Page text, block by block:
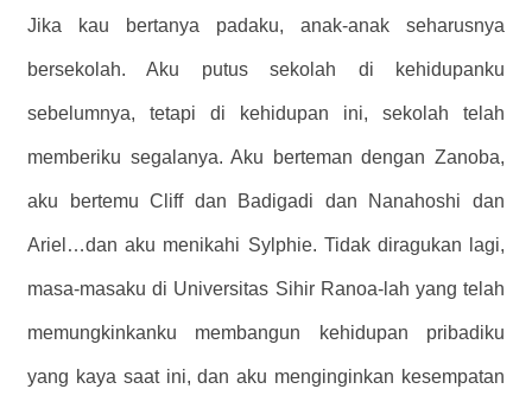
Jika kau bertanya padaku, anak-anak seharusnya
bersekolah. Aku putus sekolah di kehidupanku
sebelumnya, tetapi di kehidupan ini, sekolah telah
memberiku segalanya. Aku berteman dengan Zanoba,
aku bertemu Cliff dan Badigadi dan Nanahoshi dan
Ariel…dan aku menikahi Sylphie. Tidak diragukan lagi,
masa-masaku di Universitas Sihir Ranoa-lah yang telah
memungkinkanku membangun kehidupan pribadiku
yang kaya saat ini, dan aku menginginkan kesempatan